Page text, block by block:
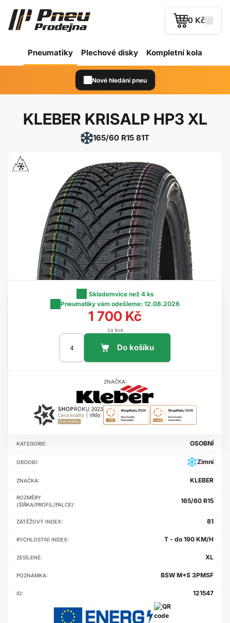
0 Kč
Pneumatiky Plechové disky Kompletní kola
Nové hledání pneu
KLEBER KRISALP HP3 XL
165/60 R15 81T
KATEGORIE: OSOBNÍ
OBDOBÍ: Zimní
ZNAČKA: KLEBER
ROZMĚRY
(ŠÍŘKA/PROFIL/PALCE):
165/60 R15
ZÁTĚŽOVÝ INDEX: 81
RYCHLOSTNÍ INDEX: T - do 190 KM/H
ZESÍLENÉ: XL
POZNÁMKA: BSW M+S 3PMSF
ID: 121547
Sklademvíce než 4 ks
Pneumatiky vám odešleme: 12.08.2026
1 700 Kč
za kus
ZNAČKA: